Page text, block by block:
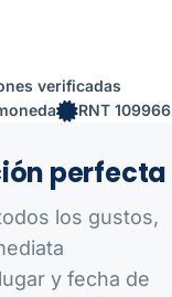
verificadas
RNT 109966
perfecta
los gustos,
y fecha de